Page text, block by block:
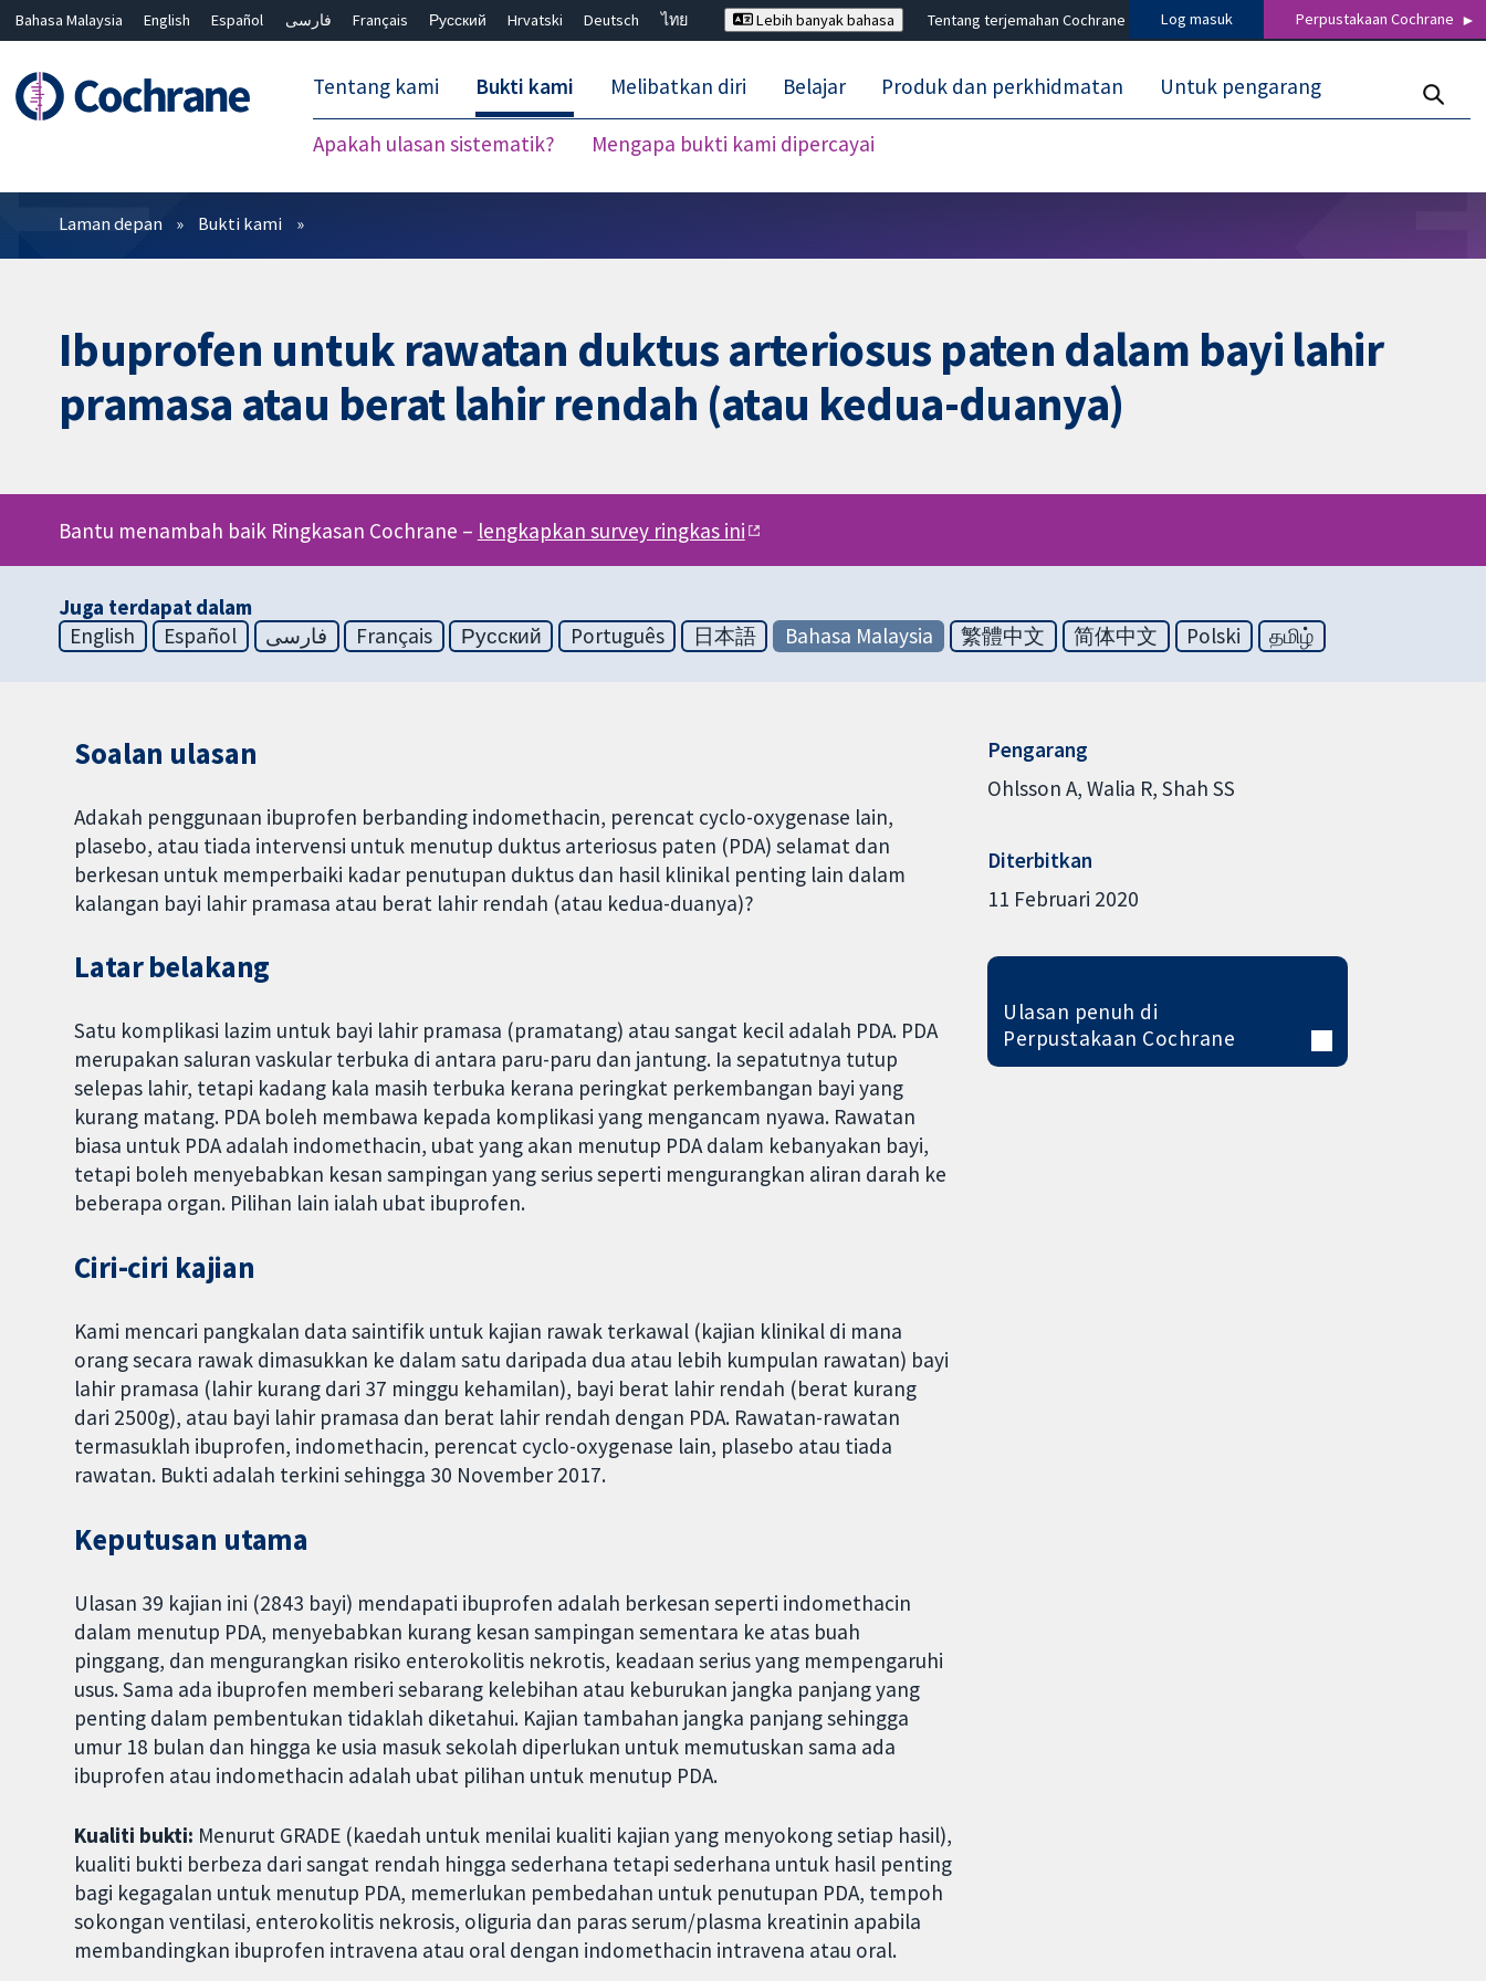
Bahasa Malaysia English Español فارسی Français Русский Hrvatski Deutsch
ไทย
Lebih banyak bahasa Tentang terjemahan Cochrane Log masuk Perpustakaan Cochrane
Tentang kami Bukti kami
Apakah ulasan sistematik? Mengapa bukti kami dipercayai
Melibatkan diri Belajar Produk dan perkhidmatan Untuk pengarang
Penapis
Laman depan Bukti kami
Ibuprofen untuk rawatan duktus arteriosus paten dalam bayi lahir
pramasa atau berat lahir rendah (atau kedua-duanya)
Bantu menambah baik Ringkasan Cochrane – lengkapkan survey ringkas ini
Juga terdapat dalam
English
Español فارسی Français Русский Português 日本語 Bahasa Malaysia 繁體中文 简体中文 Polski தமிழ்
Soalan ulasan
Adakah penggunaan ibuprofen berbanding indomethacin, perencat cyclo-oxygenase lain,
plasebo, atau tiada intervensi untuk menutup duktus arteriosus paten (PDA) selamat dan
berkesan untuk memperbaiki kadar penutupan duktus dan hasil klinikal penting lain dalam
kalangan bayi lahir pramasa atau berat lahir rendah (atau kedua-duanya)?
Latar belakang
Satu komplikasi lazim untuk bayi lahir pramasa (pramatang) atau sangat kecil adalah PDA. PDA
merupakan saluran vaskular terbuka di antara paru-paru dan jantung. Ia sepatutnya tutup
selepas lahir, tetapi kadang kala masih terbuka kerana peringkat perkembangan bayi yang
kurang matang. PDA boleh membawa kepada komplikasi yang mengancam nyawa. Rawatan
biasa untuk PDA adalah indomethacin, ubat yang akan menutup PDA dalam kebanyakan bayi,
tetapi boleh menyebabkan kesan sampingan yang serius seperti mengurangkan aliran darah ke
beberapa organ. Pilihan lain ialah ubat ibuprofen.
Ciri-ciri kajian
Kami mencari pangkalan data saintifik untuk kajian rawak terkawal (kajian klinikal di mana
orang secara rawak dimasukkan ke dalam satu daripada dua atau lebih kumpulan rawatan) bayi
lahir pramasa (lahir kurang dari 37 minggu kehamilan), bayi berat lahir rendah (berat kurang
dari 2500g), atau bayi lahir pramasa dan berat lahir rendah dengan PDA. Rawatan-rawatan
termasuklah ibuprofen, indomethacin, perencat cyclo-oxygenase lain, plasebo atau tiada
rawatan. Bukti adalah terkini sehingga 30 November 2017.
Keputusan utama
Ulasan 39 kajian ini (2843 bayi) mendapati ibuprofen adalah berkesan seperti indomethacin
dalam menutup PDA, menyebabkan kurang kesan sampingan sementara ke atas buah
pinggang, dan mengurangkan risiko enterokolitis nekrotis, keadaan serius yang mempengaruhi
usus. Sama ada ibuprofen memberi sebarang kelebihan atau keburukan jangka panjang yang
penting dalam pembentukan tidaklah diketahui. Kajian tambahan jangka panjang sehingga
umur 18 bulan dan hingga ke usia masuk sekolah diperlukan untuk memutuskan sama ada
ibuprofen atau indomethacin adalah ubat pilihan untuk menutup PDA.
Kualiti bukti: Menurut GRADE (kaedah untuk menilai kualiti kajian yang menyokong setiap hasil),
kualiti bukti berbeza dari sangat rendah hingga sederhana tetapi sederhana untuk hasil penting
bagi kegagalan untuk menutup PDA, memerlukan pembedahan untuk penutupan PDA, tempoh
sokongan ventilasi, enterokolitis nekrosis, oliguria dan paras serum/plasma kreatinin apabila
membandingkan ibuprofen intravena atau oral dengan indomethacin intravena atau oral.
Pengarang
Ohlsson A Walia R Shah SS
Diterbitkan
11 Februari 2020
Ulasan penuh di
Perpustakaan Cochrane